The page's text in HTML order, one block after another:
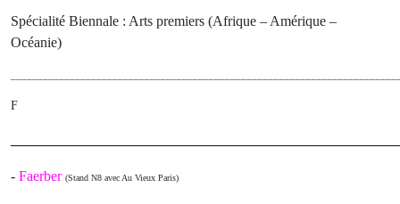
Spécialité Biennale : Arts premiers (Afrique – Amérique –
Océanie)
F
- Faerber (Stand N8 avec Au Vieux Paris)